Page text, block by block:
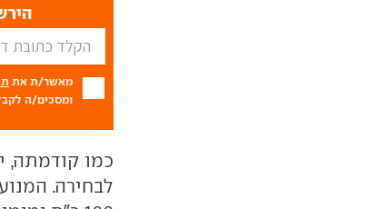
מאשר/ת את
ומסכים/ה
כמו קודמתה,